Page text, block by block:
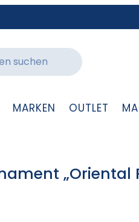
MARKEN OUTLET
„Oriental